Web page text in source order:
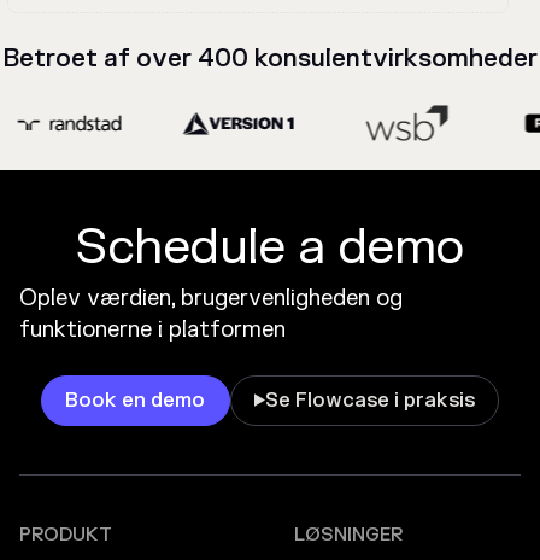
Betroet af over 400 konsulentvirksomheder
Schedule a demo
Oplev værdien, brugervenligheden og
funktionerne i platformen
Book en demo Se Flowcase i praksis
PRODUKT LØSNINGER